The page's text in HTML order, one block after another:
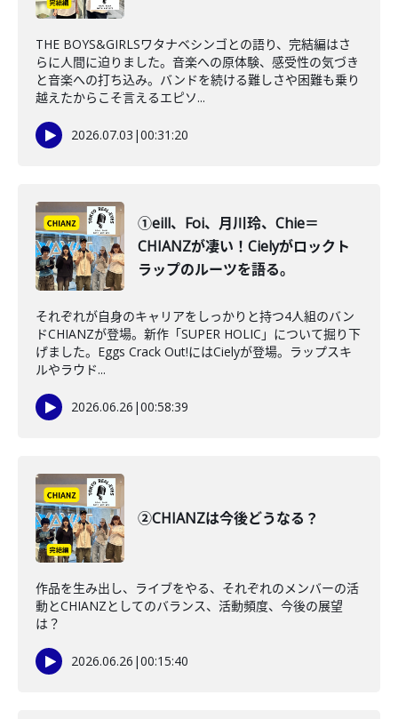
THE BOYS&GIRLSワタナベシンゴとの語り、完結編はさ
らに人間に迫りました。音楽への原体験、感受性の気づき
と音楽への打ち込み。バンドを続ける難しさや困難も乗り
越えたからこそ言えるエピソ...
2026.07.03 |00:31:20
①eill、Foi、月川玲、Chie＝
CHIANZが凄い！Cielyがロックト
ラップのルーツを語る。
それぞれが自身のキャリアをしっかりと持つ4人組のバン
ドCHIANZが登場。新作「SUPER HOLIC」について掘り下
げました。Eggs Crack Out!にはCielyが登場。ラップスキ
ルやラウド...
2026.06.26 |00:58:39
②CHIANZは今後どうなる？
作品を生み出し、ライブをやる、それぞれのメンバーの活
動とCHIANZとしてのバランス、活動頻度、今後の展望
は？
2026.06.26 |00:15:40